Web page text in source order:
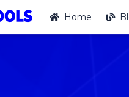
Home